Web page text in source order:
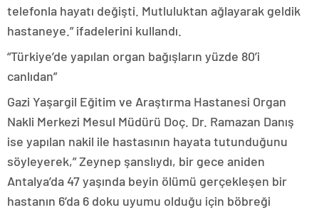
telefonla hayatı değişti. Mutluluktan ağlayarak geldik
hastaneye.” ifadelerini kullandı.
“Türkiye’de yapılan organ bağışların yüzde 80’i
canlıdan”
Gazi Yaşargil Eğitim ve Araştırma Hastanesi Organ
Nakli Merkezi Mesul Müdürü Doç. Dr. Ramazan Danış
ise yapılan nakil ile hastasının hayata tutunduğunu
söyleyerek,” Zeynep şanslıydı, bir gece aniden
Antalya’da 47 yaşında beyin ölümü gerçekleşen bir
hastanın 6’da 6 doku uyumu olduğu için böbreği